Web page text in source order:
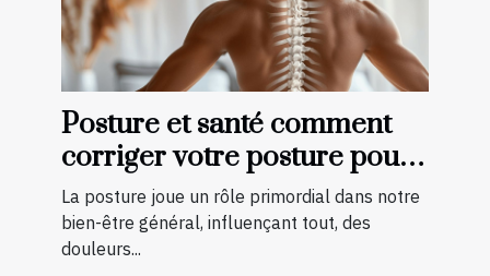
Posture et santé comment
corriger votre posture pour
éviter les douleurs et
améliorer votre condition
physique
La posture joue un rôle primordial dans notre
bien-être général, influençant tout, des
douleurs...